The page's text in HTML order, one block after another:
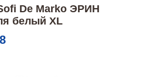
De Marko ЭРИН
белый XL